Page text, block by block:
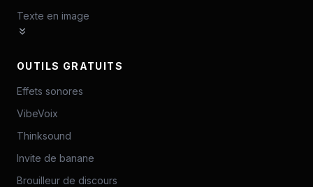
Texte en image
OUTILS GRATUITS
Effets sonores
VibeVoix
Thinksound
Invite de banane
Brouilleur de discours